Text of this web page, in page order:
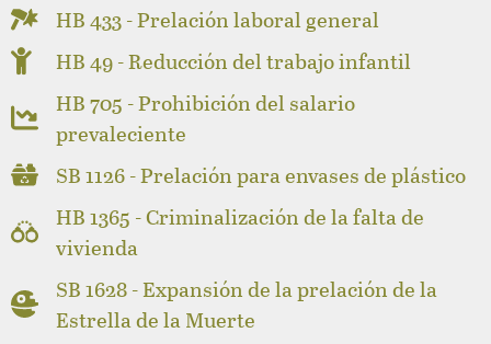
HB 433 - Prelación laboral general
HB 49 - Reducción del trabajo infantil
HB 705 - Prohibición del salario
prevaleciente
SB 1126 - Prelación para envases de plástico
HB 1365 - Criminalización de la falta de
vivienda
SB 1628 - Expansión de la prelación de la
Estrella de la Muerte